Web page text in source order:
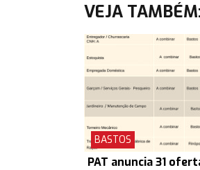
VEJA
BASTOS
PAT anuncia 31